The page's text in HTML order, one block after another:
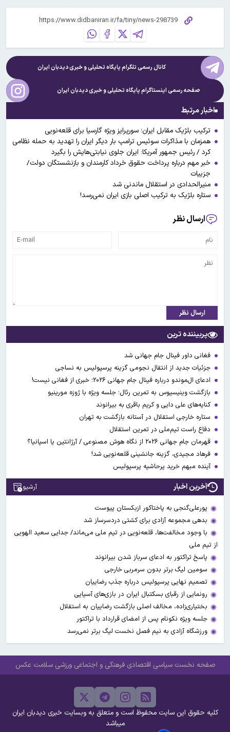
کانال رسمی تلگرام پایگاه تحلیلی و خبریدیدبان ایران
صفحه رسمی اینستاگرام پایگاه تحلیلی و خبریدیدبان ایران
اخبار مرتبط
ترکیب بلژیک مقابل ایران؛ سورپرایز ویژه گارسیا برای قلعه‌نویی
همزمان با مذاکرات سوئیس ترامپ بار دیگر ایران را تهدید به حمله نظامی
کرد / رئیس جمهور آمریکا: ایران جلوی نیابتی‌هایش را بگیرد
خبر مهم درباره پرداخت حقوق خرداد کارمندان و بازنشستگان دولت/
جزییات
منیرالحدادی در استقلال ماندنی شد
ستاره بلژیک به ترکیب اصلی بازی ایران نمی‌رسد!
ارسال نظر
ارسال نظر
پربیننده ترین
فغانی داور فینال جام جهانی شد
جزئیات جدید از انتقال نجومی گزینه پرسپولیس به نساجی
ادعای ال‌‍موندو درباره فینال جام جهانی ۲۰۲۶؛ خبری از فغانی نیست!
بازگشت وینیسیوس به تمرین رئال؛ جلسه ویژه با ژوزه مورینیو
کنایه‌های علی دایی و کریم باقری به بیرانوند
ستاره خارجی استقلال در آستانه بازگشت به تهران
دفاع راست تیم‌ملی در تمرین استقلال
قهرمان جام جهانی ۲۰۲۶ از نگاه هوش مصنوعی / آرژانتین یا اسپانیا؟
فرهاد مجیدی، گزینه جانشینی قلعه‌نویی شد!
آینده مبهم خرید پرحاشیه پرسپولیس
آخرین اخبار آرشیو
پورعلی‌گنجی به پاختاکور ازبکستان پیوست
بدهی مجموعه آزادی برای کشتی دردسرساز شد
با وجود مخالفت‌ها، قلعه‌نویی در تیم ملی می‌ماند/ جدایی سعید الهویی
از تیم ملی
پاسخ تراکتور به ادعای سرباز شدن بیرانوند
سومین لیگ برتر بدون سرمربی خارجی
تصمیم نهایی پرسپولیس درباره جذب رضاییان
رونمایی از رقبای بسکتبال ایران در بازی‌های آسیایی
بختیاری‌زاده، مخالف اصلی بازگشت رضاییان به استقلال
جلسه ویژه نکونام پس از امضای قرارداد با تراکتور
ورزشگاه آزادی به نیم فصل نخست لیگ برتر نمی‌رسد
صفحه نخست سیاسی اقتصادی فرهنگی و اجتماعی ورزشی سلامت عکس
کلیه حقوق این سایت محفوظ است و متعلق به وبسایت خبری دیدبان ایران
میباشد